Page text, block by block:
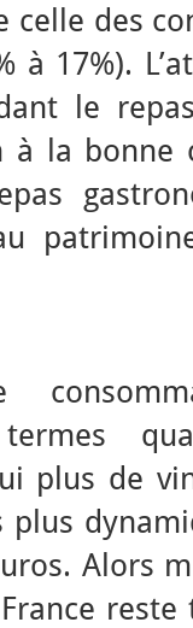
celle des
à 17%).
le
à la
termes
plus de
plus
Alors